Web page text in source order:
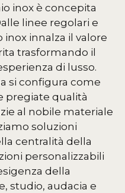
inox è concepita
linee regolari e
inox innalza il valore
trasformando il
di lusso.
si configura come
pregiate qualità
al nobile materiale
soluzioni
centralità della
personalizzabili
della
studio, audacia e